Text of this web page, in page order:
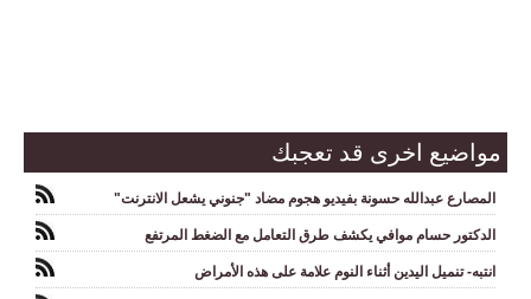
مواضيع اخرى قد تعجبك
المصارع عبدالله حسونة بفيديو هجوم مضاد "جنوني يشعل الانترنت"
الدكتور حسام موافي يكشف طرق التعامل مع الضغط المرتفع
انتبه- تنميل اليدين أثناء النوم علامة على هذه الأمراض